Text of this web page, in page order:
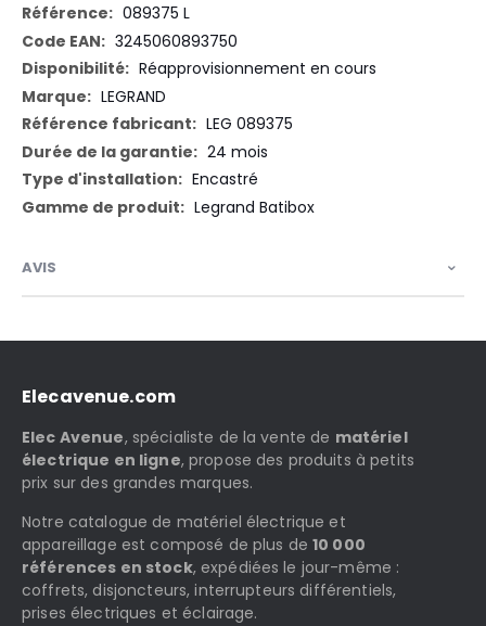
Plus
d’information
089375 L
3245060893750
Réapprovisionnement en cours
LEGRAND
LEG 089375
24 mois
Encastré
Legrand Batibox
AVIS
Elecavenue.com
Elec Avenue, spécialiste de la vente de matériel
électrique en ligne, propose des produits à petits
prix sur des grandes marques.
Notre catalogue de matériel électrique et
appareillage est composé de plus de10 000
références en stock, expédiées le jour-même :
coffrets, disjoncteurs, interrupteurs différentiels,
prises électriques et éclairage.